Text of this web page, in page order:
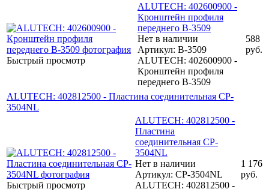
Быстрый просмотр
ALUTECH: 402600900 -
Кронштейн профиля
переднего B-3509
Нет в наличии
Артикул: B-3509
ALUTECH: 402600900 -
Кронштейн профиля
переднего B-3509
588
руб.
ALUTECH: 402812500 - Пластина соединительная CP-
3504NL
Быстрый просмотр
ALUTECH: 402812500 -
Пластина
соединительная CP-
3504NL
Нет в наличии
Артикул: CP-3504NL
ALUTECH: 402812500 -
1 176
руб.